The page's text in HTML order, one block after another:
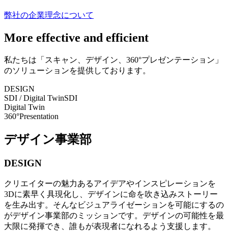
弊社の企業理念について
More effective and efficient
私たちは「スキャン、デザイン、360°プレゼンテーション」
のソリューションを提供しております。
DESIGN
SDI / Digital TwinSDI
Digital Twin
360°Presentation
デザイン事業部
DESIGN
クリエイターの魅力あるアイデアやインスピレーションを
3Dに素早く具現化し、デザインに命を吹き込みストーリー
を生み出す。そんなビジュアライゼーションを可能にするの
がデザイン事業部のミッションです。デザインの可能性を最
大限に発揮でき、誰もが表現者になれるよう支援します。